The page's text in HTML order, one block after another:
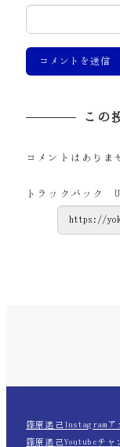
この
コメントはありま
トラックバック
篠原遙己Instagram
篠原遙己Youtubeチャ